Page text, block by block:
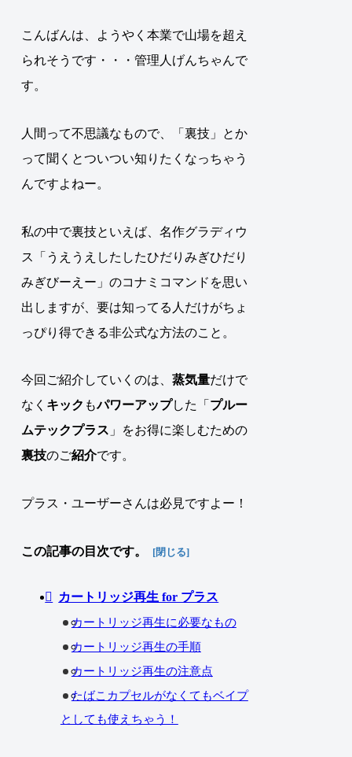
こんばんは、ようやく本業で山場を超え
られそうです・・・管理人げんちゃんで
す。
人間って不思議なもので、「裏技」とか
って聞くとついつい知りたくなっちゃう
んですよねー。
私の中で裏技といえば、名作グラディウ
ス「うえうえしたしたひだりみぎひだり
みぎびーえー」のコナミコマンドを思い
出しますが、要は知ってる人だけがちょ
っぴり得できる非公式な方法のこと 。
今回ご紹介していくのは、蒸気量だけで
なく キック もパワーアップした「 プルー
ムテックプラス 」をお得に楽しむための
裏技のご紹介です。
プラス・ユーザーさんは必見ですよー！
この記事の目次です。
カートリッジ再生 for プラス
カートリッジ再生に必要なもの
カートリッジ再生の手順
カートリッジ再生の注意点
たばこカプセルがなくてもベイプ
としても使えちゃう！